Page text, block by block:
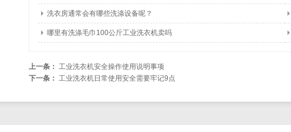
洗衣房通常会有哪些洗涤设备呢？
哪里有洗涤毛巾100公斤工业洗衣机卖吗
上一条： 工业洗衣机安全操作使用说明事项
下一条： 工业洗衣机日常使用安全需要牢记9点